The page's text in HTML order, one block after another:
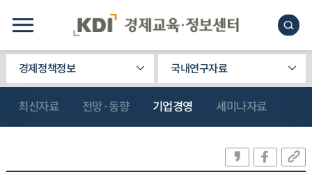
경제정책정보 국내연구자료
최신자료 전망·동향 기업경영 세미나자료